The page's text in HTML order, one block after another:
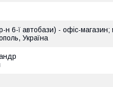
н 6-ї автобази) - офіс-магазин;
Україна